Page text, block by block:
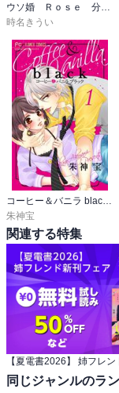
時名きうい
コーヒー＆バニラ black【マイクロ】
朱神宝
関連する特集
【夏電書2026】 姉フレ
同じジャンルのラ